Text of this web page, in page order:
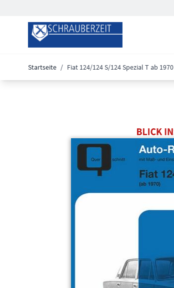
Startseite / Fiat 124/124 S/124 Spezial T ab 1970
Click to view image in fullscreen